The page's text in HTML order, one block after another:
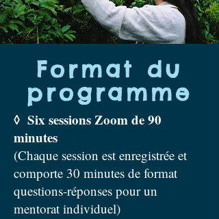
Format du
programme
◊ Six sessions Zoom de 90
minutes
(Chaque session est enregistrée et
comporte 30 minutes de format
questions-réponses pour un
mentorat individuel)